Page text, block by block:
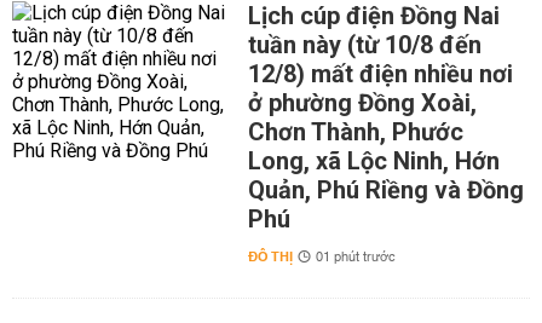
Lịch cúp điện Đồng Nai
tuần này (từ 10/8 đến
12/8) mất điện nhiều nơi
ở phường Đồng Xoài,
Chơn Thành, Phước
Long, xã Lộc Ninh, Hớn
Quản, Phú Riềng và Đồng
Phú
ĐÔ THỊ 01 phút trước